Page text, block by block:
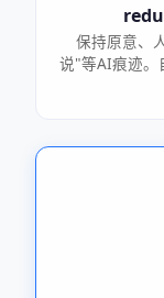
保持原意、
说"等AI痕迹。